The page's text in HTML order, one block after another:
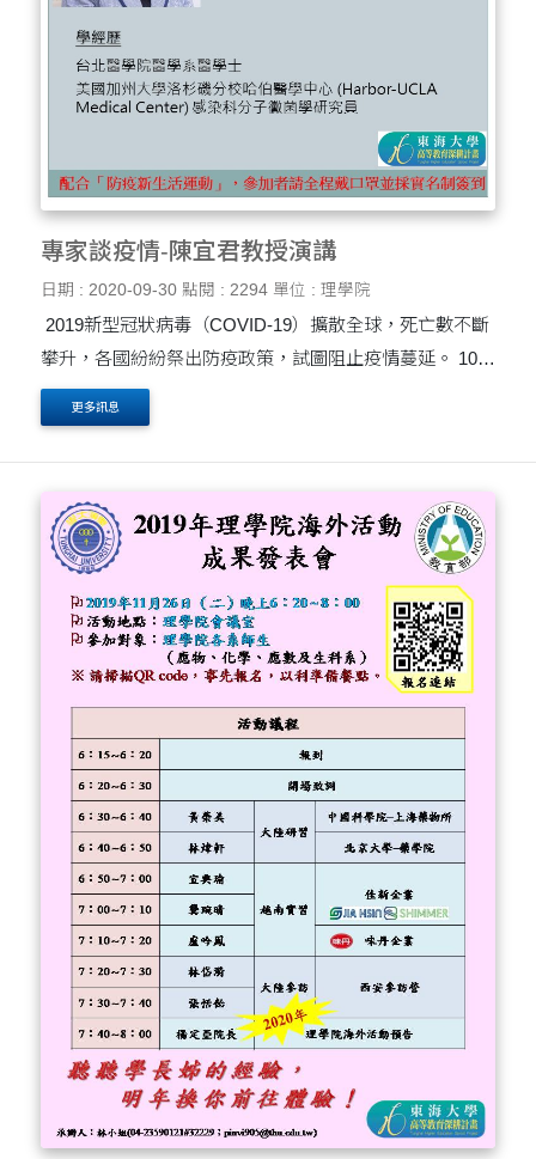
專家談疫情-陳宜君教授演講
日期 : 2020-09-30 點閱 : 2294 單位 : 理學院
2019新型冠狀病毒（COVID-19）擴散全球，死亡數不斷
攀升，各國紛紛祭出防疫政策，試圖阻止疫情蔓延。​ 109
年10月16日(五)特別邀請台大醫院感染管制中心主任陳怡
君教授演講，專家談疫情「Life will find its way - what do
SARS....
更多訊息